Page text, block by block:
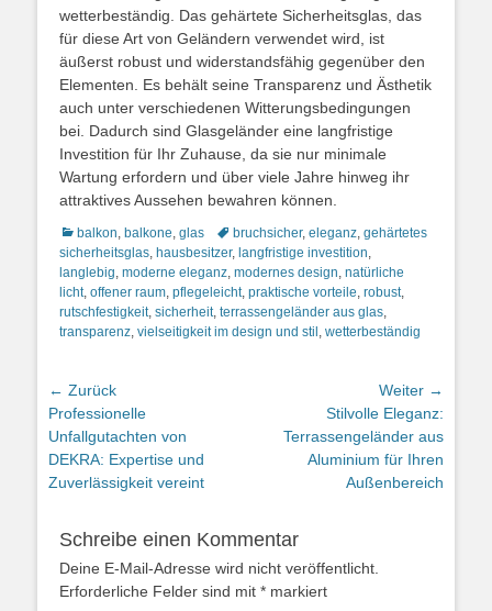
wetterbeständig. Das gehärtete Sicherheitsglas, das
für diese Art von Geländern verwendet wird, ist
äußerst robust und widerstandsfähig gegenüber den
Elementen. Es behält seine Transparenz und Ästhetik
auch unter verschiedenen Witterungsbedingungen
bei. Dadurch sind Glasgeländer eine langfristige
Investition für Ihr Zuhause, da sie nur minimale
Wartung erfordern und über viele Jahre hinweg ihr
attraktives Aussehen bewahren können.
Kategorien
balkon, balkone, glas Schlagworte
bruchsicher, eleganz, gehärtetes
sicherheitsglas, hausbesitzer, langfristige investition,
langlebig, moderne eleganz, modernes design, natürliche
licht, offener raum, pflegeleicht, praktische vorteile, robust,
rutschfestigkeit, sicherheit, terrassengeländer aus glas,
transparenz, vielseitigkeit im design und stil , wetterbeständig
Beitragsnavigation
← Zurück
Vorheriger
Beitrag:
Professionelle
Unfallgutachten von
DEKRA: Expertise und
Zuverlässigkeit vereint
Weiter →
Beitrag:
Stilvolle Eleganz:
Terrassengeländer aus
Aluminium für Ihren
Außenbereich
Schreibe einen Kommentar
Deine E-Mail-Adresse wird nicht veröffentlicht.
Erforderliche Felder sind mit * markiert